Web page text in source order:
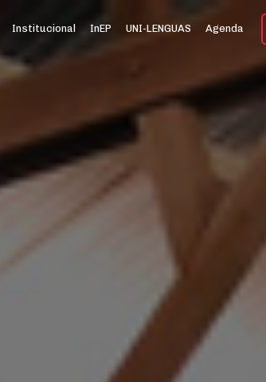
Institucional InEP UNI-LENGUAS Agenda